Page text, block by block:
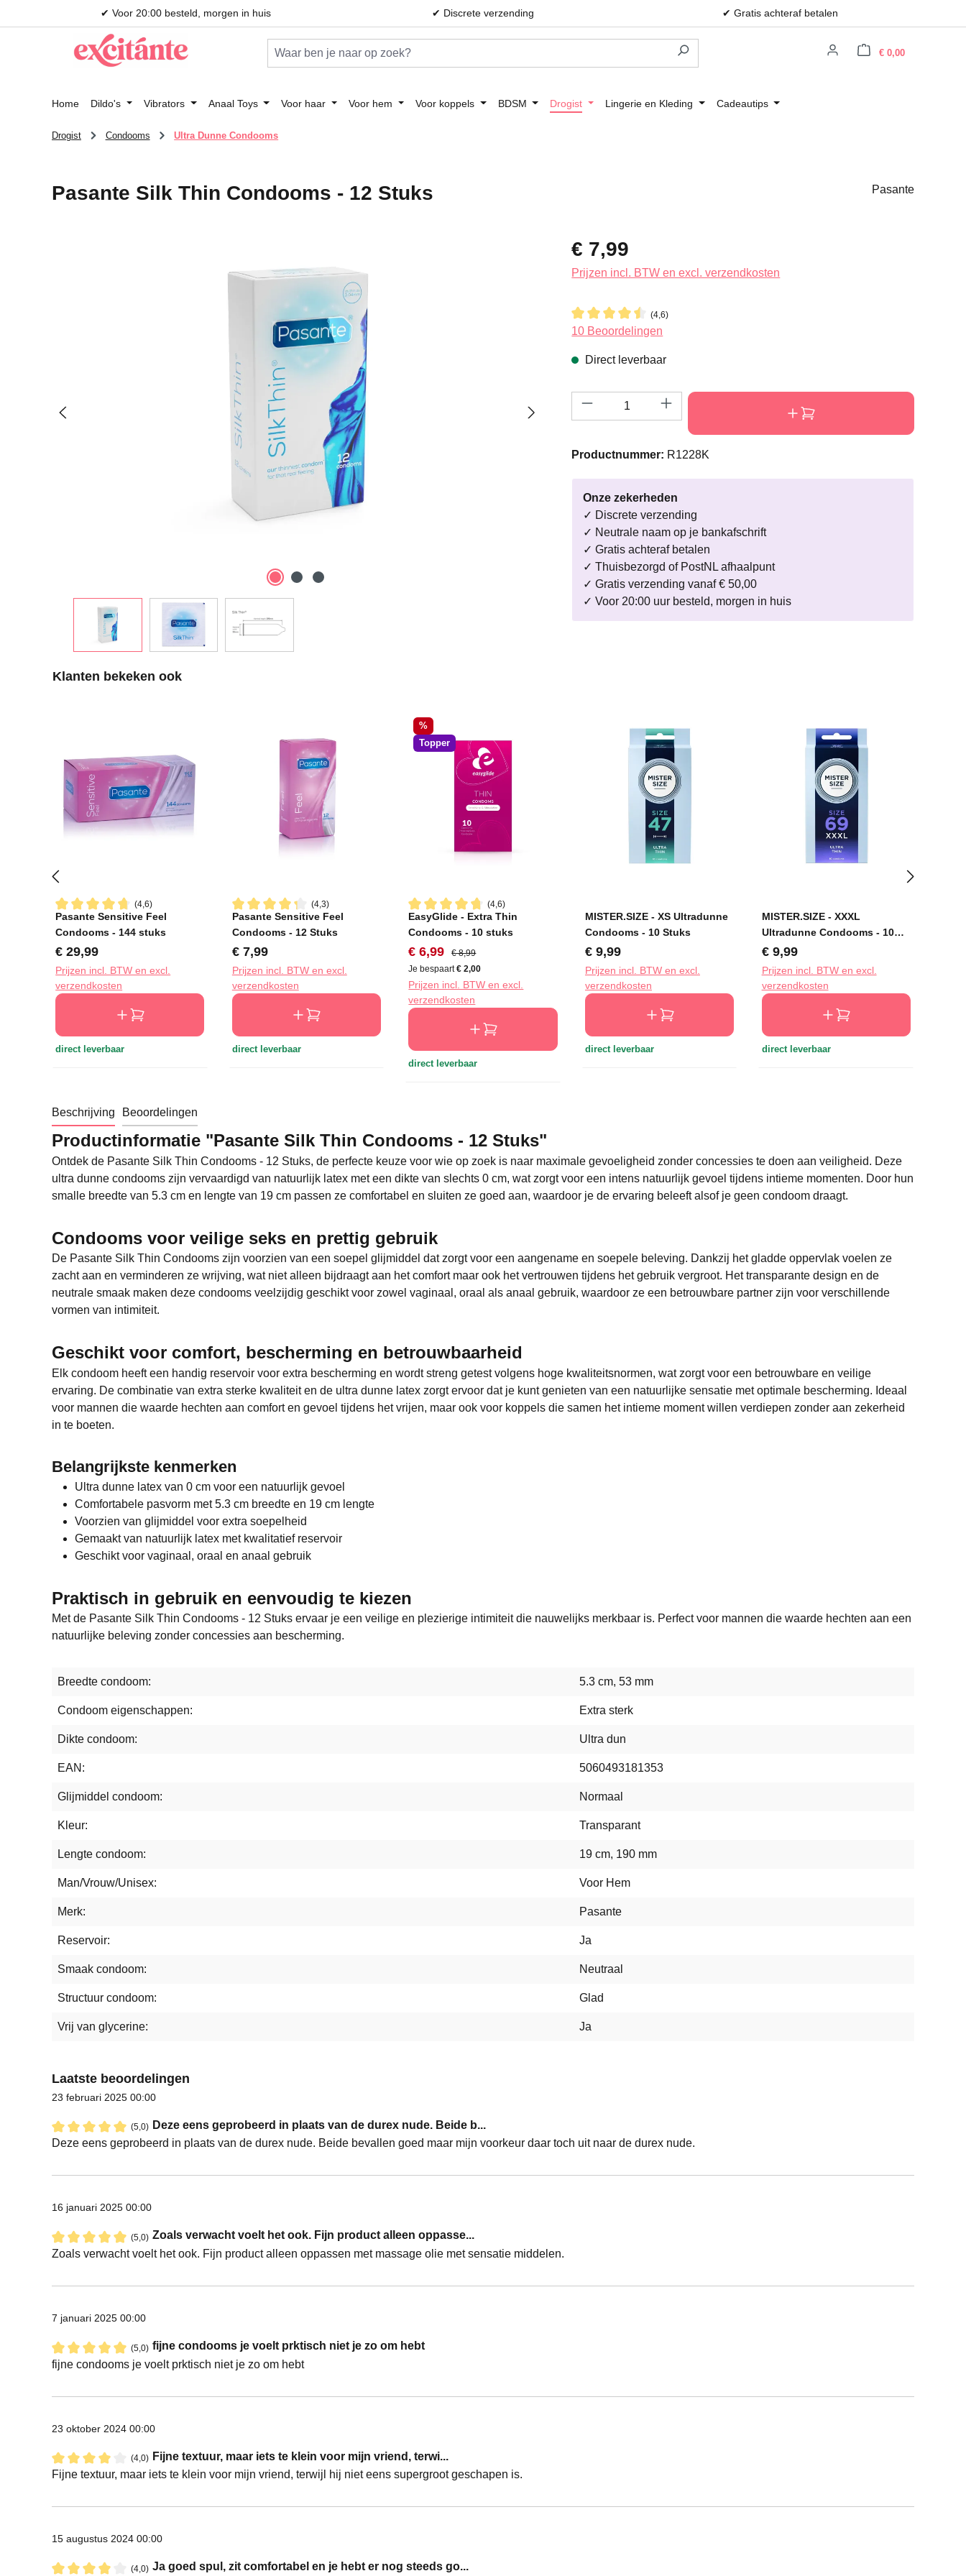
naar de hoofdinhoud
Ga naar de zoekopdracht
Ga naar de hoofdnavigatie✔ Voor 20:00 besteld, morgen in huis ✔ Discrete verzending ✔ Gratis achteraf betalen
€ 0,00
Home Dildo's Vibrators Anaal Toys Voor haar Voor hem Voor koppels BDSM Drogist Lingerie en Kleding Cadeautips
Drogist Condooms Ultra Dunne Condooms
Pasante Silk Thin Condooms - 12 Stuks Pasante
Normale prijs:
€ 7,99
Prijzen incl. BTW en excl. verzendkosten
(4,6)
Gemiddelde waardering van 4.6 van 5 sterren
10 Beoordelingen
Direct leverbaar
Producthoeveelheid: Voer de gewenste
Productnummer: R1228K
Onze zekerheden
✓ Discrete verzending
✓ Neutrale naam op je bankafschrift
✓ Gratis achteraf betalen
✓ Thuisbezorgd of PostNL afhaalpunt
✓ Gratis verzending vanaf € 50,00
✓ Voor 20:00 uur besteld, morgen in huis
Productgalerij overslaan
Klanten bekeken ook
(4,6)
Gemiddelde waardering van 4.6 van 5 sterren
Pasante Sensitive Feel
Condooms - 144 stuks
Normale prijs:
€ 29,99
Prijzen incl. BTW en excl.
verzendkosten
direct leverbaar
(4,3)
Gemiddelde waardering van 4.3 van 5 sterren
Pasante Sensitive Feel
Condooms - 12 Stuks
Normale prijs:
€ 7,99
Prijzen incl. BTW en excl.
verzendkosten
direct leverbaar
Korting
%
Topper
(4,6)
Gemiddelde waardering van 4.6 van 5 sterren
EasyGlide - Extra Thin
Condooms - 10 stuks
Verkoopprijs:
€ 6,99 Normale prijs:
€ 8,99
Je bespaart€ 2,00
Prijzen incl. BTW en excl.
verzendkosten
direct leverbaar
MISTER.SIZE - XS Ultradunne
Condooms - 10 Stuks
Normale prijs:
€ 9,99
Prijzen incl. BTW en excl.
verzendkosten
direct leverbaar
MISTER.SIZE - XXXL
Ultradunne Condooms - 10
Stuks
Normale prijs:
€ 9,99
Prijzen incl. BTW en excl.
verzendkosten
direct leverbaar
Beschrijving Beoordelingen
Productinformatie "Pasante Silk Thin Condooms - 12 Stuks"
Ontdek de Pasante Silk Thin Condooms - 12 Stuks, de perfecte keuze voor wie op zoek is naar maximale gevoeligheid zonder concessies te doen aan veiligheid. Deze
ultra dunne condooms zijn vervaardigd van natuurlijk latex met een dikte van slechts 0 cm, wat zorgt voor een intens natuurlijk gevoel tijdens intieme momenten. Door hun
smalle breedte van 5.3 cm en lengte van 19 cm passen ze comfortabel en sluiten ze goed aan, waardoor je de ervaring beleeft alsof je geen condoom draagt.
Condooms voor veilige seks en prettig gebruik
De Pasante Silk Thin Condooms zijn voorzien van een soepel glijmiddel dat zorgt voor een aangename en soepele beleving. Dankzij het gladde oppervlak voelen ze
zacht aan en verminderen ze wrijving, wat niet alleen bijdraagt aan het comfort maar ook het vertrouwen tijdens het gebruik vergroot. Het transparante design en de
neutrale smaak maken deze condooms veelzijdig geschikt voor zowel vaginaal, oraal als anaal gebruik, waardoor ze een betrouwbare partner zijn voor verschillende
vormen van intimiteit.
Geschikt voor comfort, bescherming en betrouwbaarheid
Elk condoom heeft een handig reservoir voor extra bescherming en wordt streng getest volgens hoge kwaliteitsnormen, wat zorgt voor een betrouwbare en veilige
ervaring. De combinatie van extra sterke kwaliteit en de ultra dunne latex zorgt ervoor dat je kunt genieten van een natuurlijke sensatie met optimale bescherming. Ideaal
voor mannen die waarde hechten aan comfort en gevoel tijdens het vrijen, maar ook voor koppels die samen het intieme moment willen verdiepen zonder aan zekerheid
in te boeten.
Belangrijkste kenmerken
Ultra dunne latex van 0 cm voor een natuurlijk gevoel
Comfortabele pasvorm met 5.3 cm breedte en 19 cm lengte
Voorzien van glijmiddel voor extra soepelheid
Gemaakt van natuurlijk latex met kwalitatief reservoir
Geschikt voor vaginaal, oraal en anaal gebruik
Praktisch in gebruik en eenvoudig te kiezen
Met de Pasante Silk Thin Condooms - 12 Stuks ervaar je een veilige en plezierige intimiteit die nauwelijks merkbaar is. Perfect voor mannen die waarde hechten aan een
natuurlijke beleving zonder concessies aan bescherming.
Breedte condoom: 5.3 cm, 53 mm
Condoom eigenschappen: Extra sterk
Dikte condoom: Ultra dun
EAN: 5060493181353
Glijmiddel condoom: Normaal
Kleur: Transparant
Lengte condoom: 19 cm, 190 mm
Man/Vrouw/Unisex: Voor Hem
Merk: Pasante
Reservoir: Ja
Smaak condoom: Neutraal
Structuur condoom: Glad
Vrij van glycerine: Ja
Laatste beoordelingen
23 februari 2025 00:00
(5,0)
Recensie met een waardering van 5 van de 5 sterren
Deze eens geprobeerd in plaats van de durex nude. Beide b...
Deze eens geprobeerd in plaats van de durex nude. Beide bevallen goed maar mijn voorkeur daar toch uit naar de durex nude.
16 januari 2025 00:00
(5,0)
Recensie met een waardering van 5 van de 5 sterren
Zoals verwacht voelt het ook. Fijn product alleen oppasse...
Zoals verwacht voelt het ook. Fijn product alleen oppassen met massage olie met sensatie middelen.
7 januari 2025 00:00
(5,0)
Recensie met een waardering van 5 van de 5 sterren
fijne condooms je voelt prktisch niet je zo om hebt
fijne condooms je voelt prktisch niet je zo om hebt
23 oktober 2024 00:00
(4,0)
Recensie met een waardering van 4 van de 5 sterren
Fijne textuur, maar iets te klein voor mijn vriend, terwi...
Fijne textuur, maar iets te klein voor mijn vriend, terwijl hij niet eens supergroot geschapen is.
15 augustus 2024 00:00
(4,0) Ja goed spul, zit comfortabel en je hebt er nog steeds go...